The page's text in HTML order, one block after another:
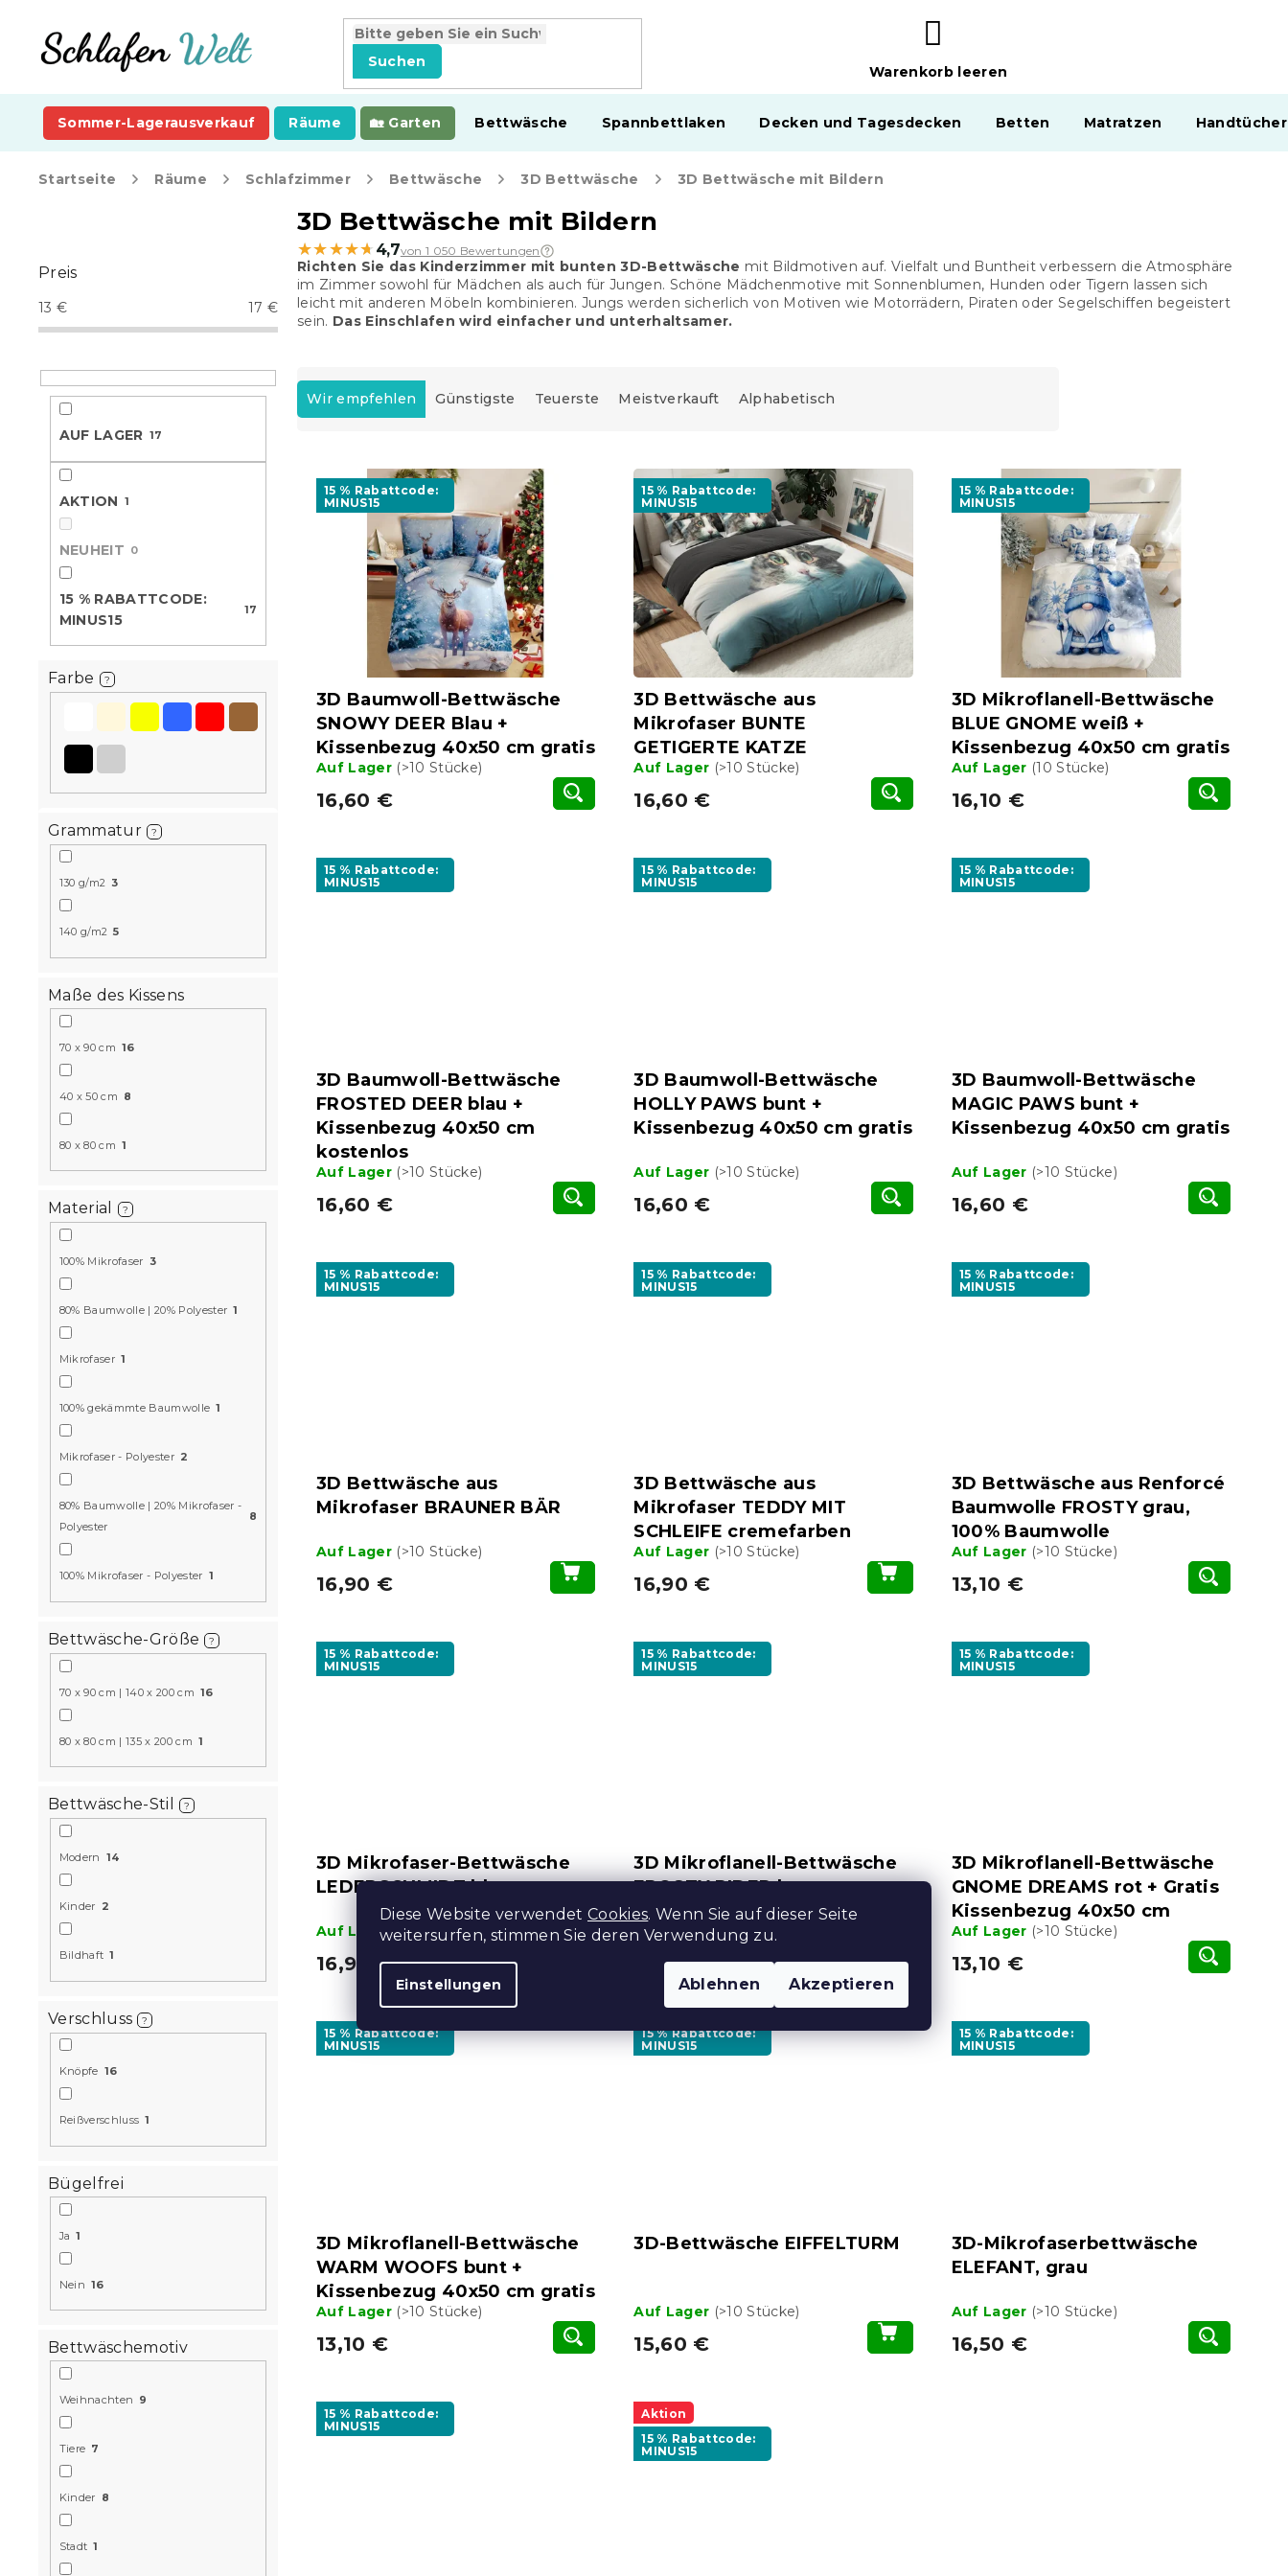
Diese Website verwendet Cookies. Wenn Sie auf dieser Seite
weitersurfen, stimmen Sie deren Verwendung zu.
Einstellungen Ablehnen Akzeptieren
springen
Suchen
WARENKORB
Warenkorb leeren
Sommer-Lagerausverkauf Räume Garten Bettwäsche Spannbettlaken Decken und Tagesdecken Betten Matratzen
Startseite Räume Schlafzimmer Bettwäsche 3D Bettwäsche 3D Bettwäsche mit Bildern
t
e
n
e
i
Preis
13 € 17 €
AUF LAGER 17
AKTION 1
NEUHEIT 0
15 % RABATTCODE:
MINUS15
17
Farbe ?
Grammatur ?
130 g/m2 3
140 g/m2 5
Maße des Kissens
70 x 90 cm 16
40 x 50 cm 8
80 x 80 cm 1
Material ?
100% Mikrofaser 3
80% Baumwolle | 20% Polyester 1
Mikrofaser 1
100% gekämmte Baumwolle 1
Mikrofaser - Polyester 2
80% Baumwolle | 20% Mikrofaser -
Polyester
8
100% Mikrofaser - Polyester 1
Bettwäsche-Größe ?
70 x 90 cm | 140 x 200 cm 16
80 x 80 cm | 135 x 200 cm 1
Bettwäsche-Stil ?
Modern 14
Kinder 2
Bildhaft 1
Verschluss ?
Knöpfe 16
Reißverschluss 1
Bügelfrei
Ja 1
Nein 16
Bettwäschemotiv
Weihnachten 9
Tiere 7
Kinder 8
Stadt 1
3D Bettwäsche mit Bildern
★★★★★
★★★★★ 4,7von 1 050 Bewertungen
Richten Sie das Kinderzimmer mit bunten 3D-Bettwäsche mit Bildmotiven auf. Vielfalt und Buntheit verbessern die Atmosphäre
im Zimmer sowohl für Mädchen als auch für Jungen. Schöne Mädchenmotive mit Sonnenblumen, Hunden oder Tigern lassen sich
leicht mit anderen Möbeln kombinieren. Jungs werden sicherlich von Motiven wie Motorrädern, Piraten oder Segelschiffen begeistert
sein. Das Einschlafen wird einfacher und unterhaltsamer.
P
o
Wir empfehlen Günstigste Teuerste Meistverkauft Alphabetisch
15 % Rabattcode:
MINUS15
3D Baumwoll-Bettwäsche
SNOWY DEER Blau +
Kissenbezug 40x50 cm gratis
Auf Lager (>10 Stücke)
16,60 €
15 % Rabattcode:
MINUS15
3D Bettwäsche aus
Mikrofaser BUNTE
GETIGERTE KATZE
Auf Lager (>10 Stücke)
16,60 €
15 % Rabattcode:
MINUS15
3D Mikroflanell-Bettwäsche
BLUE GNOME weiß +
Kissenbezug 40x50 cm gratis
Auf Lager (10 Stücke)
16,10 €
15 % Rabattcode:
MINUS15
3D Baumwoll-Bettwäsche
FROSTED DEER blau +
Kissenbezug 40x50 cm
kostenlos
Auf Lager (>10 Stücke)
16,60 €
15 % Rabattcode:
MINUS15
3D Baumwoll-Bettwäsche
HOLLY PAWS bunt +
Kissenbezug 40x50 cm gratis
Auf Lager (>10 Stücke)
16,60 €
15 % Rabattcode:
MINUS15
3D Baumwoll-Bettwäsche
MAGIC PAWS bunt +
Kissenbezug 40x50 cm gratis
Auf Lager (>10 Stücke)
16,60 €
15 % Rabattcode:
MINUS15
3D Bettwäsche aus
Mikrofaser BRAUNER BÄR
Auf Lager (>10 Stücke)
16,90 €
15 % Rabattcode:
MINUS15
3D Bettwäsche aus
Mikrofaser TEDDY MIT
SCHLEIFE cremefarben
Auf Lager (>10 Stücke)
16,90 €
15 % Rabattcode:
MINUS15
3D Bettwäsche aus Renforcé
Baumwolle FROSTY grau,
100% Baumwolle
Auf Lager (>10 Stücke)
13,10 €
15 % Rabattcode:
MINUS15
3D Mikrofaser-Bettwäsche
LEDERSCHMIDT blau-grau
Auf Lager(>10 Stücke)
16,90 €
15 % Rabattcode:
MINUS15
3D Mikroflanell-Bettwäsche
FROSTY RIDER bunt +
Kissenbezug 40x50 cm gratis
Auf Lager(>10 Stücke)
13,10 €
15 % Rabattcode:
MINUS15
3D Mikroflanell-Bettwäsche
GNOME DREAMS rot + Gratis
Kissenbezug 40x50 cm
Auf Lager (>10 Stücke)
13,10 €
15 % Rabattcode:
MINUS15
3D Mikroflanell-Bettwäsche
WARM WOOFS bunt +
Kissenbezug 40x50 cm gratis
Auf Lager (>10 Stücke)
13,10 €
15 % Rabattcode:
MINUS15
3D-Bettwäsche EIFFELTURM
Auf Lager (>10 Stücke)
15,60 €
15 % Rabattcode:
MINUS15
3D-Mikrofaserbettwäsche
ELEFANT, grau
Auf Lager (>10 Stücke)
16,50 €
15 % Rabattcode:
MINUS15
Aktion
15 % Rabattcode:
MINUS15